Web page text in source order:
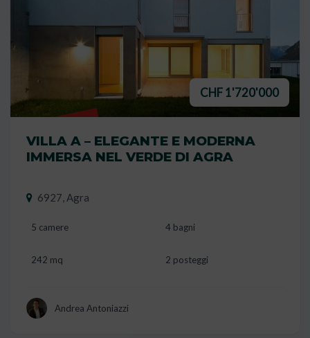
CHF 1'720'000
VILLA A – ELEGANTE E MODERNA
IMMERSA NEL VERDE DI AGRA
6927, Agra
5 camere 4 bagni
242 mq 2 posteggi
Andrea Antoniazzi